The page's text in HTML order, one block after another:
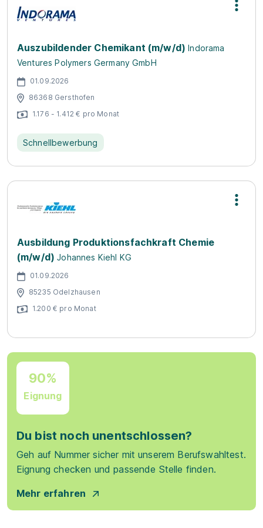
Auszubildender Chemikant (m/w/d) Indorama
Ventures Polymers Germany GmbH
01.09.2026
86368 Gersthofen
1.176 - 1.412 € pro Monat
Schnellbewerbung
Ausbildung Produktionsfachkraft Chemie
(m/w/d) Johannes Kiehl KG
01.09.2026
85235 Odelzhausen
1.200 € pro Monat
90%
Eignung
Du bist noch unentschlossen?
Geh auf Nummer sicher mit unserem Berufswahltest.
Eignung checken und passende Stelle finden.
Mehr erfahren